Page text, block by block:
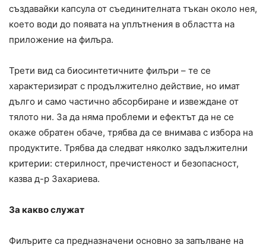
създавайки капсула от съединителната тъкан около нея,
което води до появата на уплътнения в областта на
приложение на филъра.
Трети вид са биосинтетичните филъри – те се
характеризират с продължително действие, но имат
дълго и само частично абсорбиране и извеждане от
тялото ни. За да няма проблеми и ефектът да не се
окаже обратен обаче, трябва да се внимава с избора на
продуктите. Трябва да следват няколко задължителни
критерии: стерилност, пречистеност и безопасност,
казва д-р Захариева.
За какво служат
Филърите са предназначени основно за запълване на